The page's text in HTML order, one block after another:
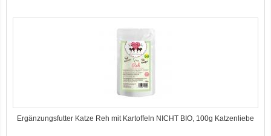
Ergänzungsfutter Katze Reh mit Kartoffeln NICHT BIO, 100g Katzenliebe